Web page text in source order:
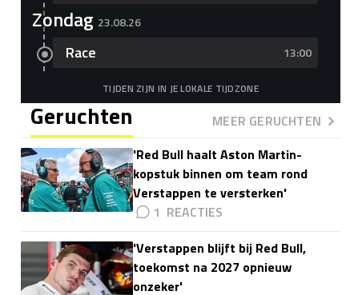
Zondag 23.08.26
Race 13:00
TIJDEN ZIJN IN JE LOKALE TIJDZONE
Geruchten
MEER GERUCHTEN
'Red Bull haalt Aston Martin-
kopstuk binnen om team rond
Verstappen te versterken'
1
'Verstappen blijft bij Red Bull,
toekomst na 2027 opnieuw
onzeker'